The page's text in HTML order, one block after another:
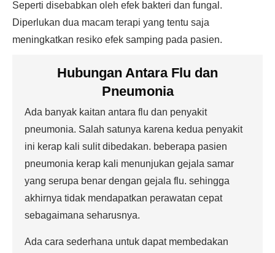
Seperti disebabkan oleh efek bakteri dan fungal.
Diperlukan dua macam terapi yang tentu saja
meningkatkan resiko efek samping pada pasien.
Hubungan Antara Flu dan
Pneumonia
Ada banyak kaitan antara flu dan penyakit
pneumonia. Salah satunya karena kedua penyakit
ini kerap kali sulit dibedakan. beberapa pasien
pneumonia kerap kali menunjukan gejala samar
yang serupa benar dengan gejala flu. sehingga
akhirnya tidak mendapatkan perawatan cepat
sebagaimana seharusnya.
Ada cara sederhana untuk dapat membedakan